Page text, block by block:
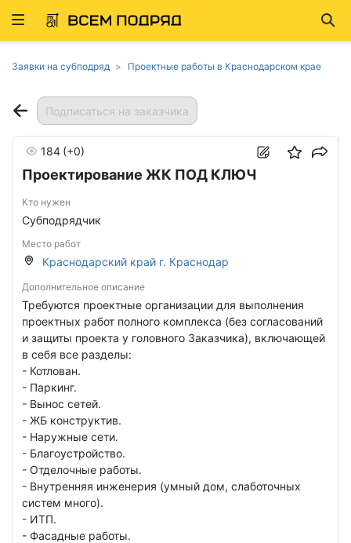
Развернуть
Заявки на субподряд Проектные работы в Краснодарском крае
Подписаться на заказчика
Проектирование ЖК ПОД КЛЮЧ
184 (+0)
Кто нужен
Субподрядчик
Место работ
Краснодарский край г. Краснодар
Дополнительное описание
Требуются проектные организации для выполнения
проектных работ полного комплекса (без согласований
и защиты проекта у головного Заказчика), включающей
в себя все разделы:
- Котлован.
- Паркинг.
- Вынос сетей.
- ЖБ конструктив.
- Наружные сети.
- Благоустройство.
- Отделочные работы.
- Внутренняя инженерия (умный дом, слаботочных
систем много).
- ИТП.
- Фасадные работы.